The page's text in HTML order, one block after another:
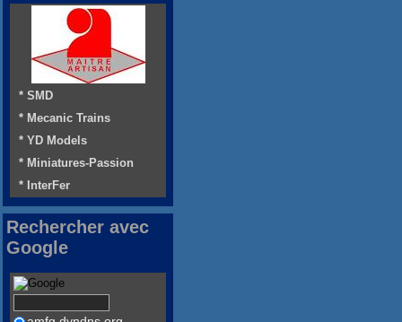
* SMD
* Mecanic Trains
* YD Models
* Miniatures-Passion
* InterFer
Rechercher avec
Google